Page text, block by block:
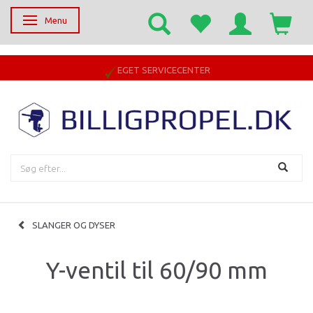
Skifte navigation
Menu
EGET SERVICECENTER
SLANGER OG DYSER
Y-ventil til 60/90 mm